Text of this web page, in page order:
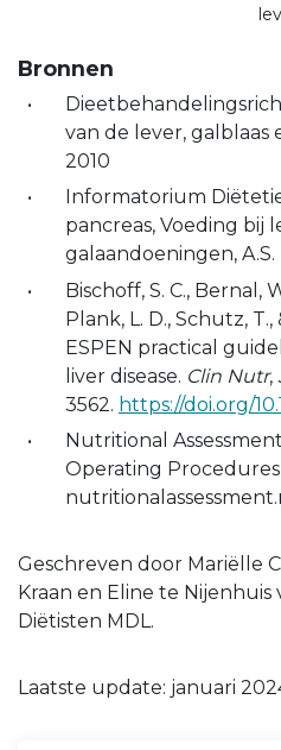
Bronnen
van de lever, galblaas
2010
Informatorium
pancreas, Voeding bij
galaandoeningen, A.S.
Bischoff, S. C., Bernal,
Plank, L. D., Schutz,
ESPEN practical
liver disease. Clin Nutr,
3562. https://doi.org/
Nutritional
Operating
Geschreven door Mariëlle
Kraan en Eline te
Diëtisten MDL.
Laatste update: januari